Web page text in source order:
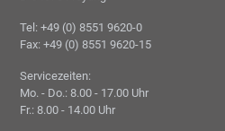
Tel: +49 (0) 8551 9620-0
Fax: +49 (0) 8551 9620-15
Servicezeiten:
Mo. - Do.: 8.00 - 17.00 Uhr
Fr.: 8.00 - 14.00 Uhr